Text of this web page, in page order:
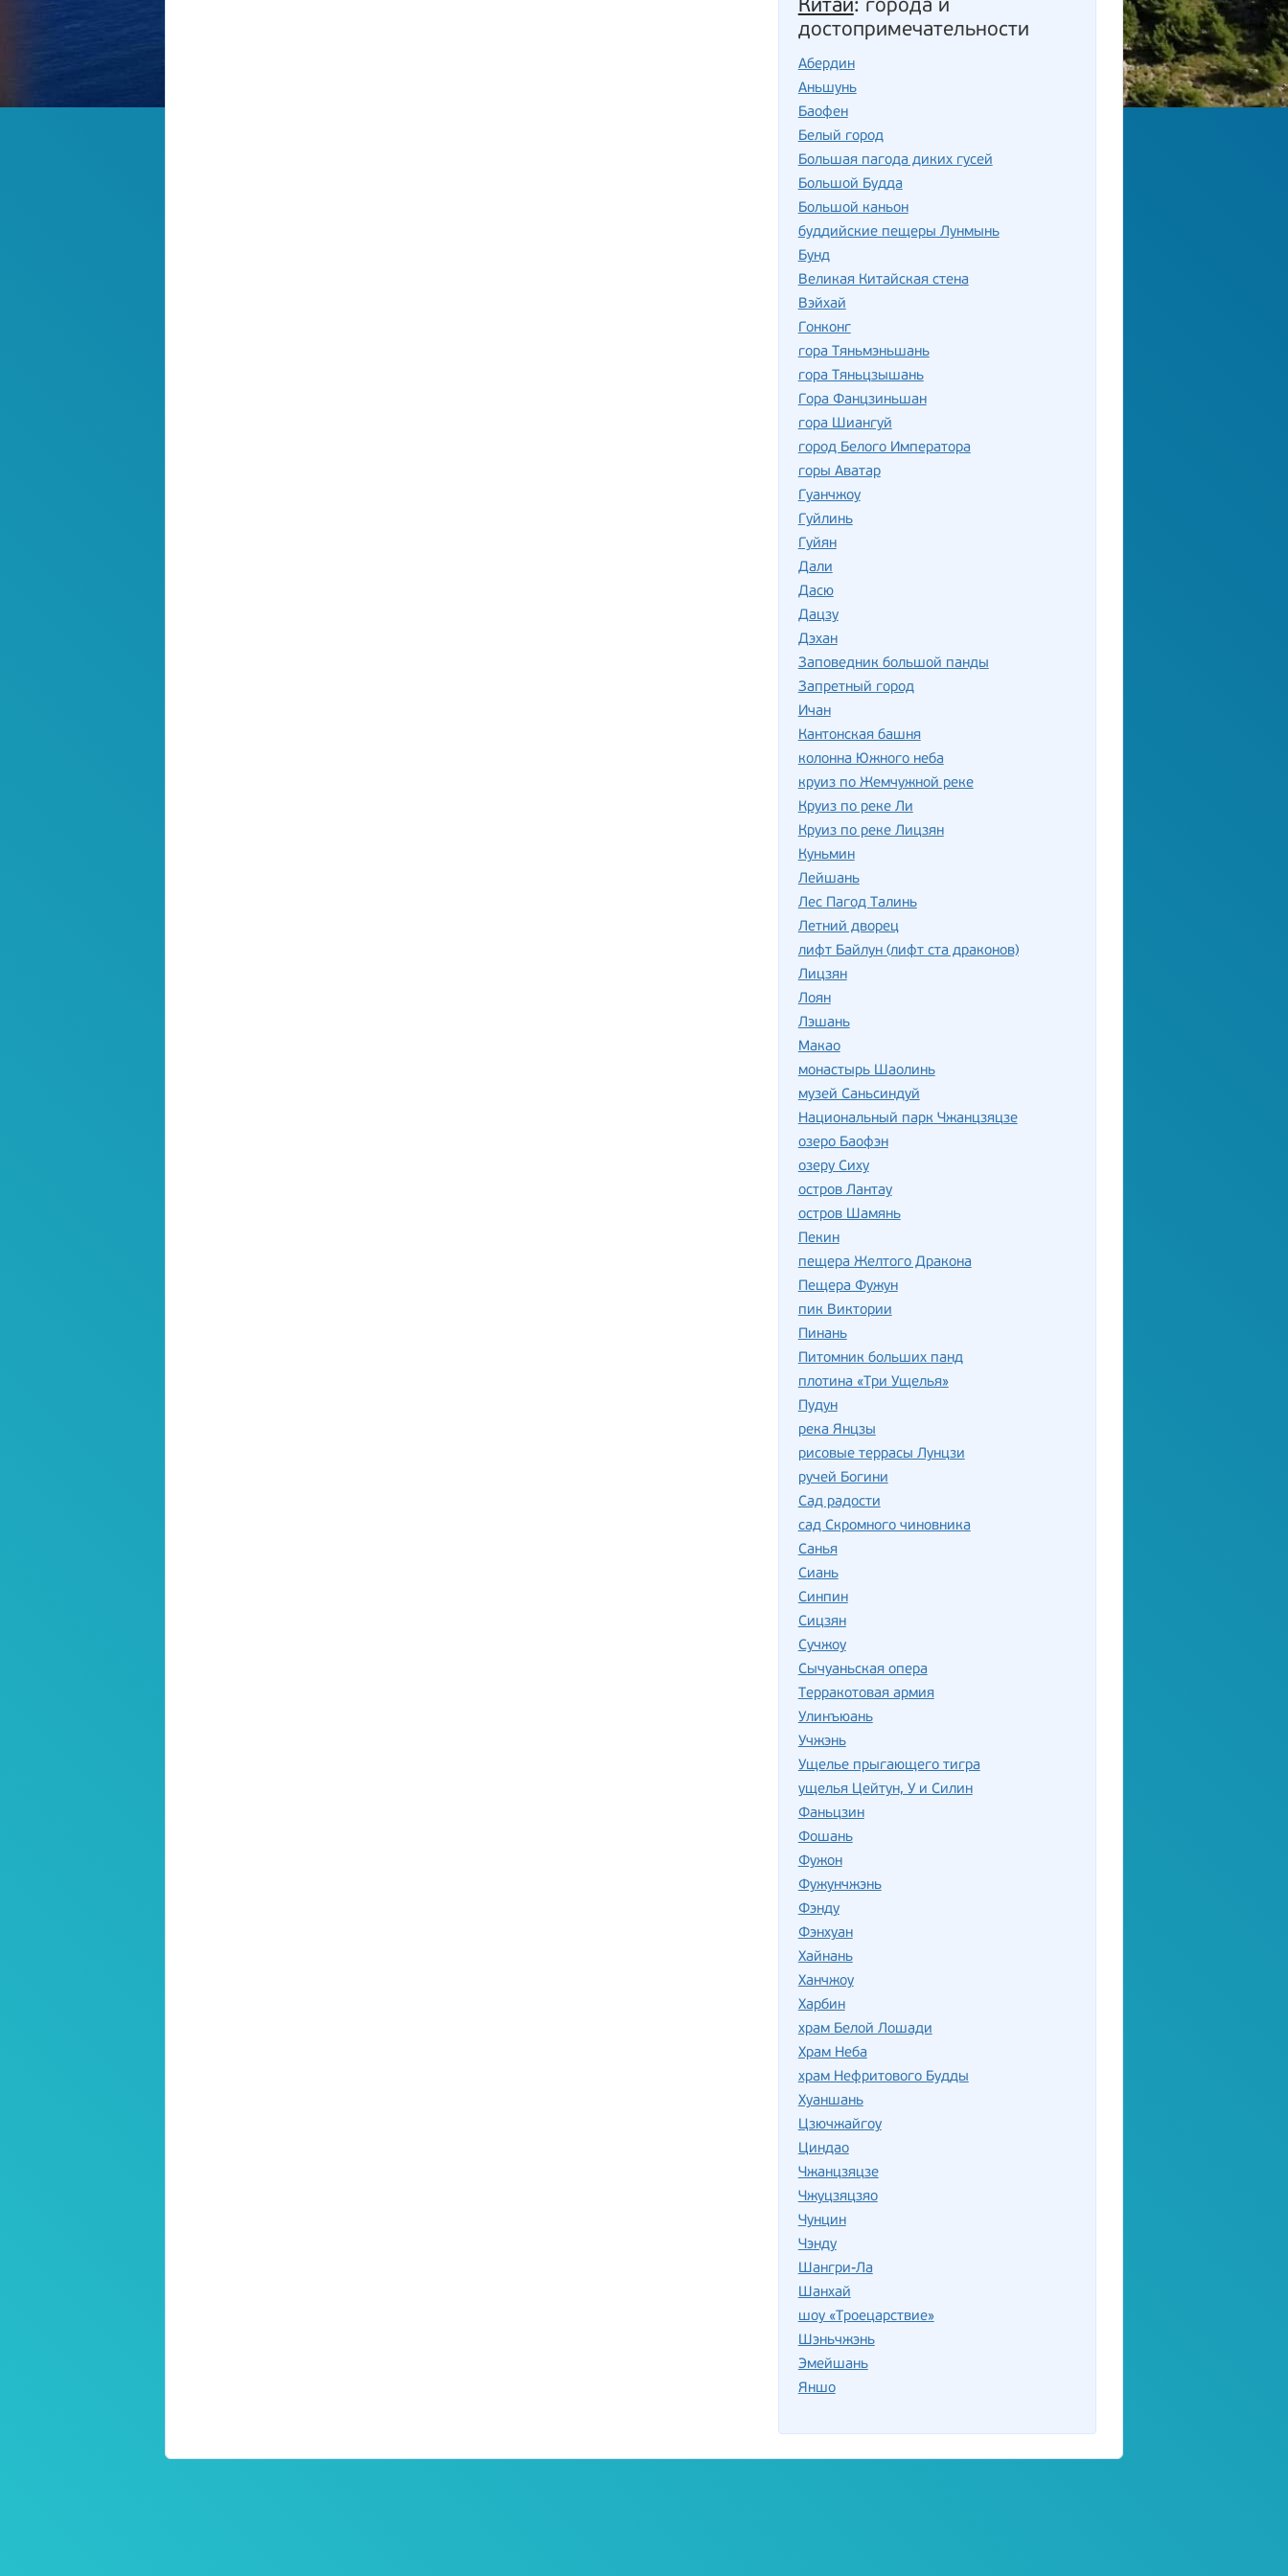
Китай: города и
достопримечательности
Абердин
Аньшунь
Баофен
Белый город
Большая пагода диких гусей
Большой Будда
Большой каньон
буддийские пещеры Лунмынь
Бунд
Великая Китайская стена
Вэйхай
Гонконг
гора Тяньмэньшань
гора Тяньцзышань
Гора Фанцзиньшан
гора Шиангуй
город Белого Императора
горы Аватар
Гуанчжоу
Гуйлинь
Гуйян
Дали
Дасю
Дацзу
Дэхан
Заповедник большой панды
Запретный город
Ичан
Кантонская башня
колонна Южного неба
круиз по Жемчужной реке
Круиз по реке Ли
Круиз по реке Лицзян
Куньмин
Лейшань
Лес Пагод Талинь
Летний дворец
лифт Байлун (лифт ста драконов)
Лицзян
Лоян
Лэшань
Макао
монастырь Шаолинь
музей Саньсиндуй
Национальный парк Чжанцзяцзе
озеро Баофэн
озеру Сиху
остров Лантау
остров Шамянь
Пекин
пещера Желтого Дракона
Пещера Фужун
пик Виктории
Пинань
Питомник больших панд
плотина «Три Ущелья»
Пудун
река Янцзы
рисовые террасы Лунцзи
ручей Богини
Сад радости
сад Скромного чиновника
Санья
Сиань
Синпин
Сицзян
Сучжоу
Сычуаньская опера
Терракотовая армия
Улинъюань
Учжэнь
Ущелье прыгающего тигра
ущелья Цейтун, У и Силин
Фаньцзин
Фошань
Фужон
Фужунчжэнь
Фэнду
Фэнхуан
Хайнань
Ханчжоу
Харбин
храм Белой Лошади
Храм Неба
храм Нефритового Будды
Хуаншань
Цзючжайгоу
Циндао
Чжанцзяцзе
Чжуцзяцзяо
Чунцин
Чэнду
Шангри-Ла
Шанхай
шоу «Троецарствие»
Шэньчжэнь
Эмейшань
Яншо